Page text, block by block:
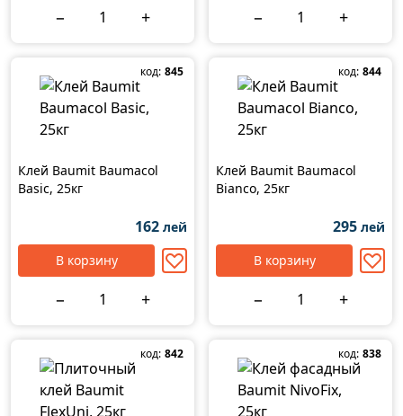
− + − +
код: 845
Клей Baumit Baumacol
Basic, 25кг
162 лей
В корзину
− +
код: 844
Клей Baumit Baumacol
Bianco, 25кг
295 лей
В корзину
− +
код: 842 код: 838